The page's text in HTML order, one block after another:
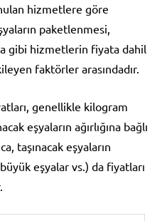
hizmetlere göre
paketlenmesi,
gibi hizmetlerin fiyata dahil
faktörler arasındadır.
genellikle kilogram
eşyaların ağırlığına bağlı
taşınacak eşyaların
eşyalar vs.) da fiyatları